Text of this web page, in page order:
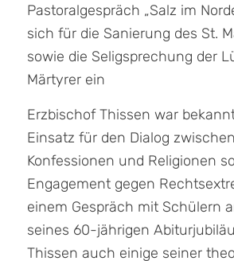
Pastoralgespräch „Salz im
sich für die Sanierung des St.
sowie die Seligsprechung der
Märtyrer ein
Erzbischof Thissen war
Einsatz für den Dialog
Konfessionen und Religionen
Engagement gegen
einem Gespräch mit Schülern
seines 60-jährigen
Thissen auch einige seiner